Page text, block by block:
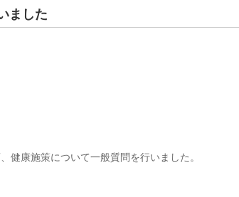
ました
健康施策について一般質問を行いました。